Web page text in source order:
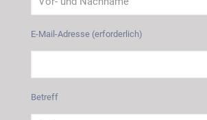
E-Mail-Adresse (erforderlich)
Betreff